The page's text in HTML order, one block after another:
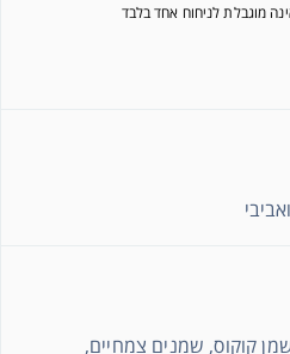
מוגבלת לניחוח אחד בלבד
קוקוס, שמנים צמחיים,